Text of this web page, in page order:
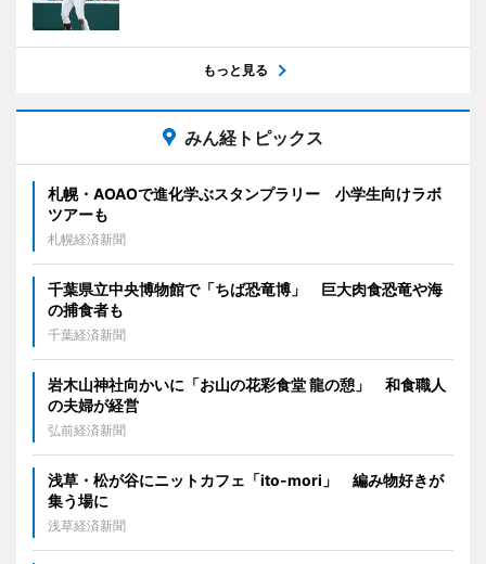
もっと見る
みん経トピックス
札幌・AOAOで進化学ぶスタンプラリー 小学生向けラボ
ツアーも
札幌経済新聞
千葉県立中央博物館で「ちば恐竜博」 巨大肉食恐竜や海
の捕食者も
千葉経済新聞
岩木山神社向かいに「お山の花彩食堂 龍の憩」 和食職人
の夫婦が経営
弘前経済新聞
浅草・松が谷にニットカフェ「ito-mori」 編み物好きが
集う場に
浅草経済新聞